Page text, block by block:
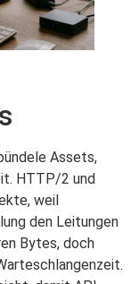
Assets,
HTTP/2 und
weil
den Leitungen
Bytes, doch